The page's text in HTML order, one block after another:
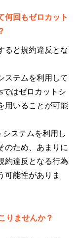
何回もゼロカット
ると規約違反とな
ステムを利用して
はゼロカットシ
用いることが可能
ステムを利用し
のため、あまりに
約違反となる行為
可能性がありま
りませんか？